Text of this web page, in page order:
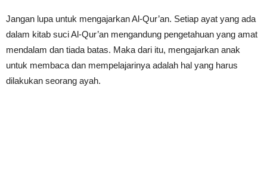
Jangan lupa untuk mengajarkan Al-Qur’an. Setiap ayat yang ada
dalam kitab suci Al-Qur’an mengandung pengetahuan yang amat
mendalam dan tiada batas. Maka dari itu, mengajarkan anak
untuk membaca dan mempelajarinya adalah hal yang harus
dilakukan seorang ayah.